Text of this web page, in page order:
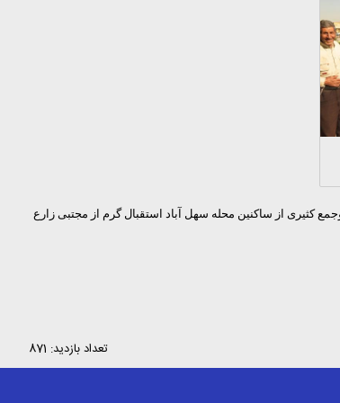
حضور اشرفی مدیرعامل شرکت ، معصومی شهردار منطقه 7، جوانمردی سرمربی تیم ملی وجمع کثیری از ساکنین محله سهل آباد استقبال گرم از مجتبی زارع
تعداد بازدید: 871